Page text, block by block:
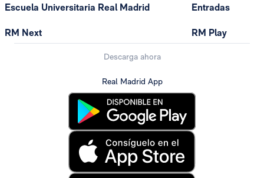
Escuela Universitaria Real Madrid
RM Next
Entradas
RM Play
Descarga ahora
Real Madrid App